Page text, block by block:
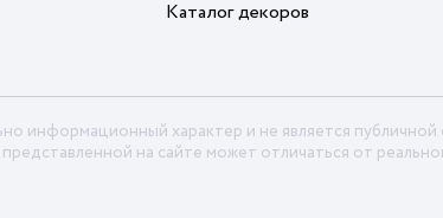
Каталог декоров
информационный характер и не является
на сайте может отличаться от